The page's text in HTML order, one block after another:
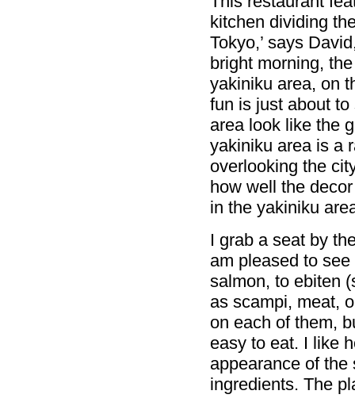
kitchen dividing
Tokyo,’ says
bright morning,
yakiniku area, on
fun is just about to
area look like the
yakiniku area is a
overlooking the
how well the
in the yakiniku
I grab a seat by
am pleased to
salmon, to ebiten
as scampi, meat,
on each of them,
easy to eat. I like
appearance of
ingredients. The